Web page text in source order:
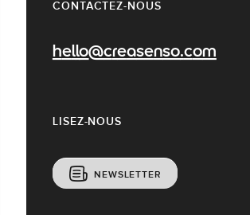
CONTACTEZ-NOUS
hello@creasenso.com
LISEZ-NOUS
NEWSLETTER